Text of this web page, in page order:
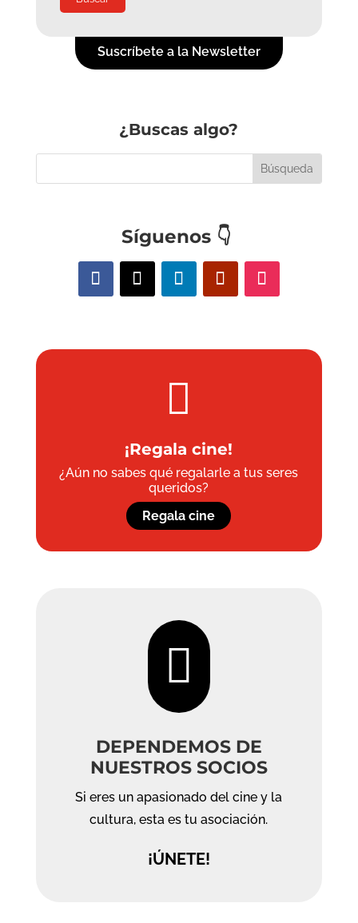
Suscríbete a la Newsletter
¿Buscas algo?
Síguenos 👇

¡Regala cine!
¿Aún no sabes qué regalarle a tus seres
queridos?
Regala cine

DEPENDEMOS DE
NUESTROS SOCIOS
Si eres un apasionado del cine y la
cultura, esta es tu asociación.
¡ÚNETE!